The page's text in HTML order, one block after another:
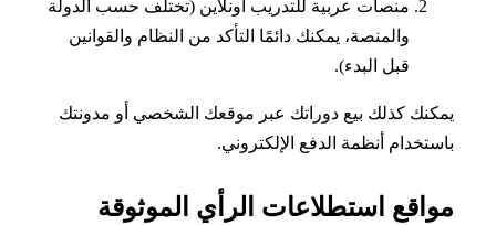
منصات عربية للتدريب أونلاين (تختلف حسب الدولة
والمنصة، يمكنك دائمًا التأكد من النظام والقوانين
قبل البدء).
كذلك بيع دوراتك عبر موقعك الشخصي أو مدونتك
أنظمة الدفع الإلكتروني.
استطلاعات الرأي الموثوقة